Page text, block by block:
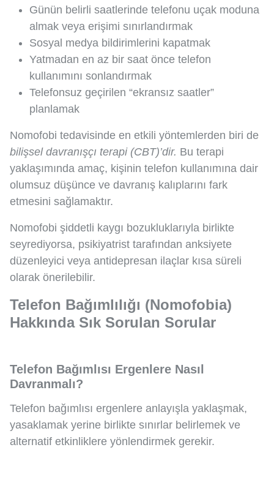
Günün belirli saatlerinde telefonu uçak moduna
almak veya erişimi sınırlandırmak
Sosyal medya bildirimlerini kapatmak
Yatmadan en az bir saat önce telefon
kullanımını sonlandırmak
Telefonsuz geçirilen “ekransız saatler”
planlamak
Nomofobi tedavisinde en etkili yöntemlerden biri de
bilişsel davranışçı terapi (CBT)’dir. Bu terapi
yaklaşımında amaç, kişinin telefon kullanımına dair
olumsuz düşünce ve davranış kalıplarını fark
etmesini sağlamaktır.
Nomofobi şiddetli kaygı bozukluklarıyla birlikte
seyrediyorsa, psikiyatrist tarafından anksiyete
düzenleyici veya antidepresan ilaçlar kısa süreli
olarak önerilebilir.
Telefon Bağımlılığı (Nomofobia)
Hakkında Sık Sorulan Sorular
Telefon Bağımlısı Ergenlere Nasıl
Davranmalı?
Telefon bağımlısı ergenlere anlayışla yaklaşmak,
yasaklamak yerine birlikte sınırlar belirlemek ve
alternatif etkinliklere yönlendirmek gerekir.